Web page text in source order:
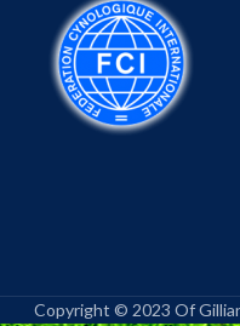
Copyright © 2023 Of